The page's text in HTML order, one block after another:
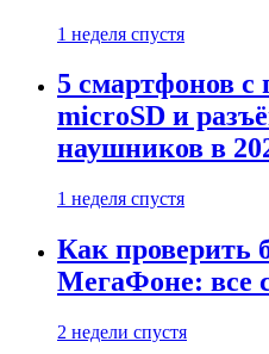
1 неделя спустя
5 смартфонов с
microSD и
наушников в
1 неделя спустя
Как проверить
МегаФоне: все
2 недели спустя